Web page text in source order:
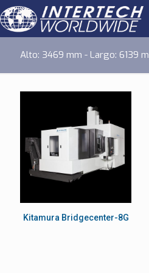
Alto: 3469 mm - Largo: 6139
Kitamura Bridgecenter-8G